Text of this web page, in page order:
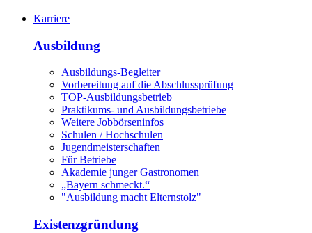
Karriere
Ausbildung
Ausbildungs-Begleiter
Vorbereitung auf die Abschlussprüfung
TOP-Ausbildungsbetrieb
Praktikums- und Ausbildungsbetriebe
Weitere Jobbörseninfos
Schulen / Hochschulen
Jugendmeisterschaften
Für Betriebe
Akademie junger Gastronomen
„Bayern schmeckt.“
"Ausbildung macht Elternstolz"
Existenzgründung